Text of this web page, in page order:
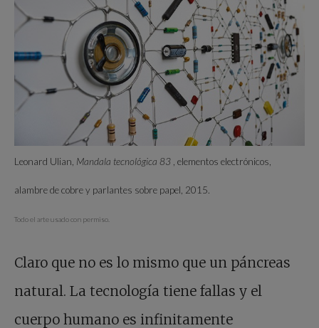
Leonard Ulian, Mandala tecnológica 83 , elementos electrónicos,
alambre de cobre y parlantes sobre papel, 2015.
Todo el arte usado con permiso.
Claro que no es lo mismo que un páncreas
natural. La tecnología tiene fallas y el
cuerpo humano es infinitamente